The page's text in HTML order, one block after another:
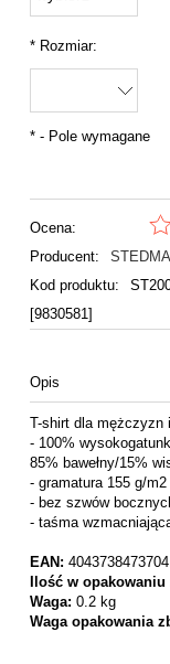
*Rozmiar:
*- Pole wymagane
Ocena:
Producent:
Kod produktu:
[9830581]
Opis
T-shirt dla mężczyzn
- 100%
85% bawełny/15%
- gramatura 155 g/m2
- bez szwów
- taśma
EAN: 4043738473704
Ilość w opakowaniu
Waga: 0.2 kg
Waga opakowania